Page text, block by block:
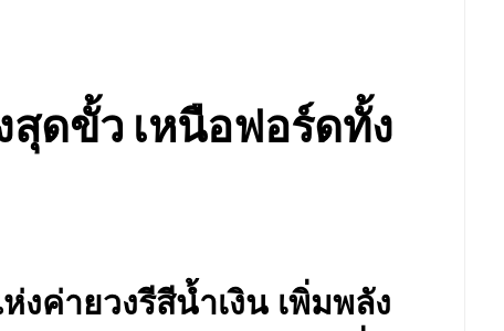
งสุดขั้ว เหนือฟอร์ดทั้ง
งค่ายวงรีสีน้ำเงิน เพิ่มพลัง